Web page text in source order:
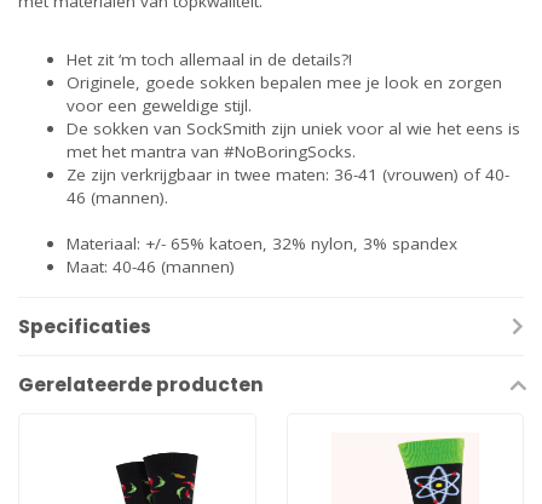
Het zit ‘m toch allemaal in de details?!
Originele, goede sokken bepalen mee je look en zorgen
voor een geweldige stijl.
De sokken van SockSmith zijn uniek voor al wie het eens is
met het mantra van #NoBoringSocks.
Ze zijn verkrijgbaar in twee maten: 36-41 (vrouwen) of 40-
46 (mannen).
Materiaal: +/- 65% katoen, 32% nylon, 3% spandex
Maat: 40-46 (mannen)
Specificaties
Gerelateerde producten